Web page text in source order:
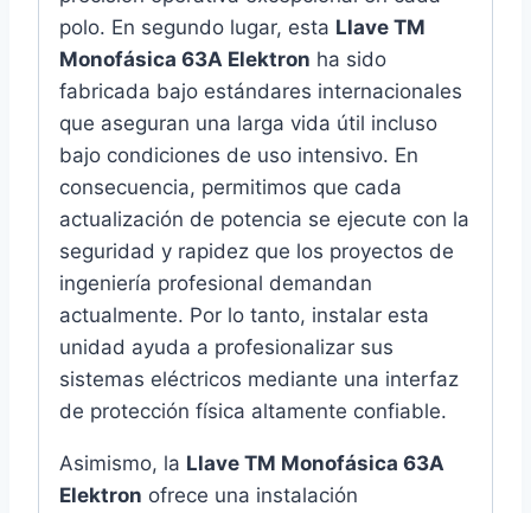
polo. En segundo lugar, esta Llave TM
Monofásica 63A Elektron ha sido
fabricada bajo estándares internacionales
que aseguran una larga vida útil incluso
bajo condiciones de uso intensivo. En
consecuencia, permitimos que cada
actualización de potencia se ejecute con la
seguridad y rapidez que los proyectos de
ingeniería profesional demandan
actualmente. Por lo tanto, instalar esta
unidad ayuda a profesionalizar sus
sistemas eléctricos mediante una interfaz
de protección física altamente confiable.
Asimismo, la Llave TM Monofásica 63A
Elektron ofrece una instalación